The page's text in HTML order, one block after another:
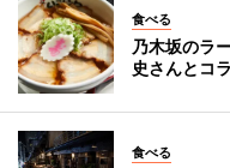
食べる
乃木坂のラ
史さんとコ
食べる